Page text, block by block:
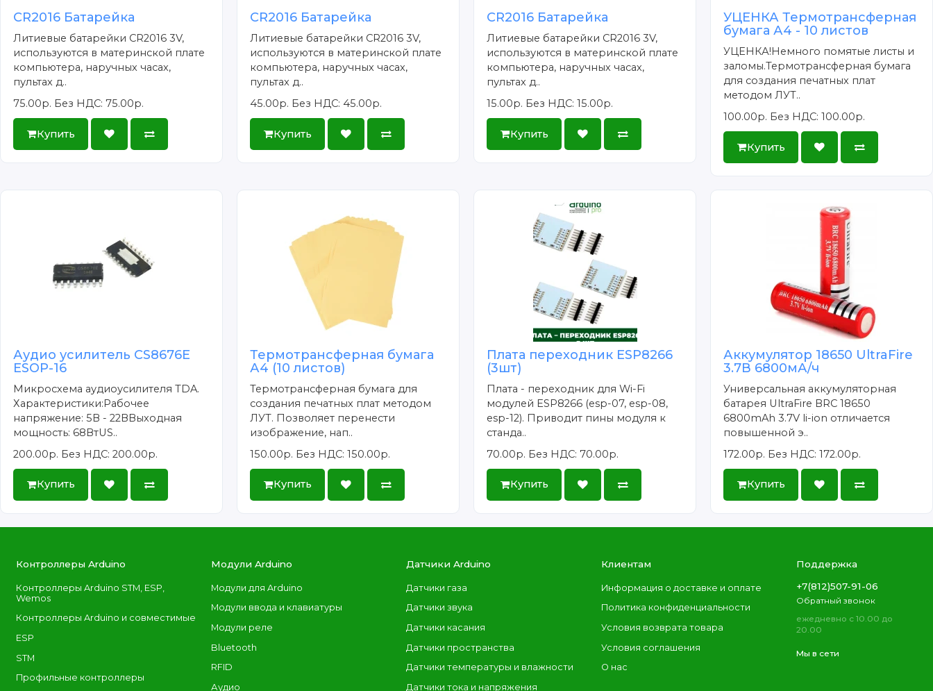
CR2016 Батарейка
Литиевые батарейки CR2016 3V,
используются в материнской плате
компьютера, наручных часах,
пультах д..
75.00р. Без НДС: 75.00р.
Купить
CR2016 Батарейка
Литиевые батарейки CR2016 3V,
используются в материнской плате
компьютера, наручных часах,
пультах д..
45.00р. Без НДС: 45.00р.
Купить
CR2016 Батарейка
Литиевые батарейки CR2016 3V,
используются в материнской плате
компьютера, наручных часах,
пультах д..
15.00р. Без НДС: 15.00р.
Купить
УЦЕНКА Термотрансферная
бумага А4 - 10 листов
УЦЕНКА!Немного помятые листы и
заломы.Термотрансферная бумага
для создания печатных плат
методом ЛУТ..
100.00р. Без НДС: 100.00р.
Купить
Аудио усилитель CS8676E
ESOP-16
Микросхема аудиоусилителя TDA.
Характеристики:Рабочее
напряжение: 5В - 22ВВыходная
мощность: 68ВтUS..
200.00р. Без НДС: 200.00р.
Купить
Термотрансферная бумага
А4 (10 листов)
Термотрансферная бумага для
создания печатных плат методом
ЛУТ. Позволяет перенести
изображение, нап..
150.00р. Без НДС: 150.00р.
Купить
Плата переходник ESP8266
(3шт)
Плата - переходник для Wi-Fi
модулей ESP8266 (esp-07, esp-08,
esp-12). Приводит пины модуля к
станда..
70.00р. Без НДС: 70.00р.
Купить
Аккумулятор 18650 UltraFire
3.7В 6800мА/ч
Универсальная аккумуляторная
батарея UltraFire BRC 18650
6800mAh 3.7V li-ion отличается
повышенной э..
172.00р. Без НДС: 172.00р.
Купить
Контроллеры Arduino
Контроллеры Arduino STM, ESP,
Wemos
Контроллеры Arduino и совместимые
ESP
STM
Профильные контроллеры
Модули Arduino
Модули для Arduino
Модули ввода и клавиатуры
Модули реле
Bluetooth
RFID
Аудио
Датчики Arduino
Датчики газа
Датчики звука
Датчики касания
Датчики пространства
Датчики температуры и влажности
Датчики тока и напряжения
Клиентам
Информация о доставке и оплате
Политика конфиденциальности
Условия возврата товара
Условия соглашения
О нас
Поддержка
+7(812)507-91-06
Обратный звонок
ежедневно с 10.00 до
20.00
Мы в сети